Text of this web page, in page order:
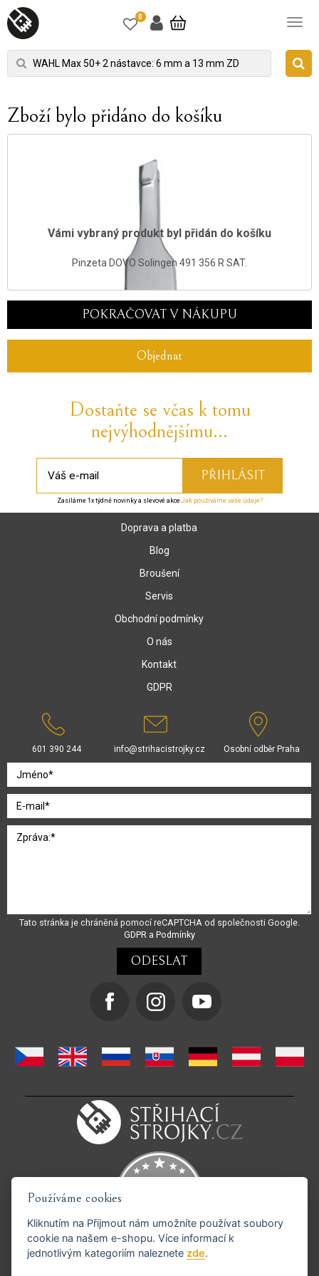
0
Zboží bylo přidáno do košíku
Vámi vybraný produkt byl přidán do košíku
Pinzeta DOVO Solingen 491 356 R SAT.
POKRAČOVAT V NÁKUPU
Objednat
Dostaňte se včas k tomu
nejvýhodnějšímu...
Zasíláme 1x týdně novinky a slevové akce.Jak používáme vaše údaje?
Doprava a platba
Blog
Broušení
Servis
Obchodní podmínky
O nás
Kontakt
GDPR
601 390 244 info@strihacistrojky.cz Osobní odběr Praha
Tato stránka je chráněná pomocí reCAPTCHA od společnosti Google.
GDPRa Podmínky
Podporujeme platby GoPay
Používáme cookies
Kliknutím na Přijmout nám umožníte používat soubory
cookie na našem e-shopu. Více informací k
jednotlivým kategoriím naleznete zde.